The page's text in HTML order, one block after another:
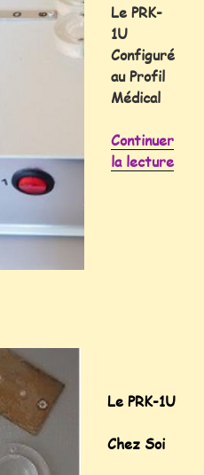
Le PRK-
1U
Configuré
au Profil
Médical
Continuer
la lecture
Le PRK-1U
Chez Soi